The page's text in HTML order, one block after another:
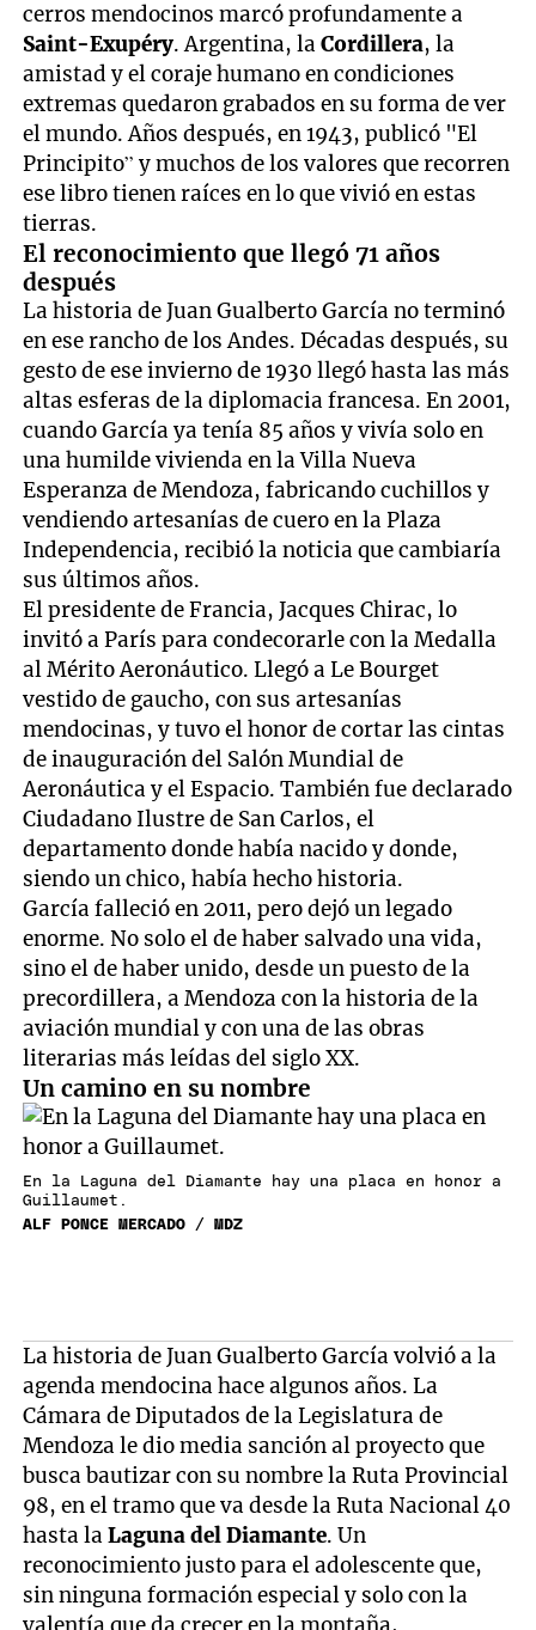
cerros mendocinos marcó profundamente a
Saint-Exupéry. Argentina, laCordillera, la
amistad y el coraje humano en condiciones
extremas quedaron grabados en su forma de ver
el mundo. Años después, en 1943, publicó "El
Principito” y muchos de los valores que recorren
ese libro tienen raíces en lo que vivió en estas
tierras.
El reconocimiento que llegó 71 años
después
La historia de Juan Gualberto García no terminó
en ese rancho de los Andes. Décadas después, su
gesto de ese invierno de 1930 llegó hasta las más
altas esferas de la diplomacia francesa. En 2001,
cuando García ya tenía 85 años y vivía solo en
una humilde vivienda en la Villa Nueva
Esperanza de Mendoza, fabricando cuchillos y
vendiendo artesanías de cuero en la Plaza
Independencia, recibió la noticia que cambiaría
sus últimos años.
El presidente de Francia, Jacques Chirac, lo
invitó a París para condecorarle con la Medalla
al Mérito Aeronáutico. Llegó a Le Bourget
vestido de gaucho, con sus artesanías
mendocinas, y tuvo el honor de cortar las cintas
de inauguración del Salón Mundial de
Aeronáutica y el Espacio. También fue declarado
Ciudadano Ilustre de San Carlos, el
departamento donde había nacido y donde,
siendo un chico, había hecho historia.
García falleció en 2011, pero dejó un legado
enorme. No solo el de haber salvado una vida,
sino el de haber unido, desde un puesto de la
precordillera, a Mendoza con la historia de la
aviación mundial y con una de las obras
literarias más leídas del siglo XX.
Un camino en su nombre
En la Laguna del Diamante hay una placa en honor a
Guillaumet.
ALF PONCE MERCADO / MDZ
La historia de Juan Gualberto García volvió a la
agenda mendocina hace algunos años. La
Cámara de Diputados de la Legislatura de
Mendoza le dio media sanción al proyecto que
busca bautizar con su nombre la Ruta Provincial
98, en el tramo que va desde la Ruta Nacional 40
hasta laLaguna del Diamante. Un
reconocimiento justo para el adolescente que,
sin ninguna formación especial y solo con la